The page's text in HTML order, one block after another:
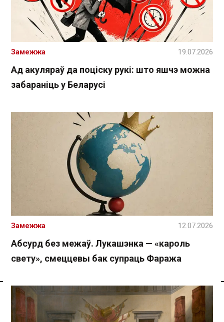
Спасылка без VPN
Ад акуляраў да поціску рукі: што яшчэ можна
забараніць у Беларусі
Замежжа 19.07.2026
Абсурд без межаў. Лукашэнка — «кароль
свету», смеццевы бак супраць Фаража
Замежжа 12.07.2026